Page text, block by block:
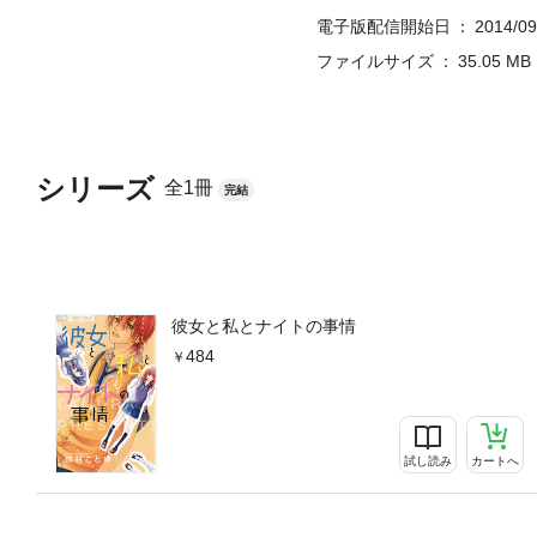
シリーズ 全1冊 完結
彼女と私とナイトの事情
484
試し読み カートへ
電子版配信開始日
2014/
ファイルサイズ
35.05 MB